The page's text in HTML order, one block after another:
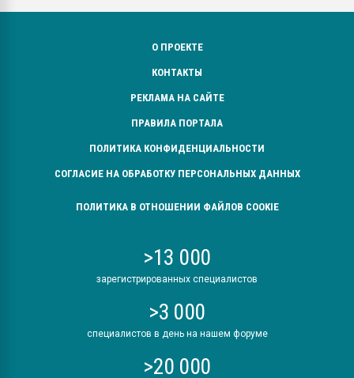
О ПРОЕКТЕ
КОНТАКТЫ
РЕКЛАМА НА САЙТЕ
ПРАВИЛА ПОРТАЛА
ПОЛИТИКА КОНФИДЕНЦИАЛЬНОСТИ
СОГЛАСИЕ НА ОБРАБОТКУ ПЕРСОНАЛЬНЫХ ДАННЫХ
ПОЛИТИКА В ОТНОШЕНИИ ФАЙЛОВ COOKIE
>13 000
зарегистрированных специалистов
>3 000
специалистов в день на нашем форуме
>20 000